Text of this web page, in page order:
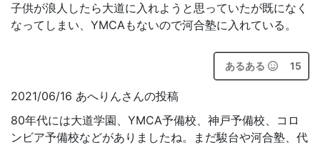
子供が浪人したら大道に入れようと思っていたが既になく
なってしまい、YMCAもないので河合塾に入れている。
あるある 15
2021/06/16 あへりんさんの投稿
80年代には大道学園、YMCA予備校、神戸予備校、コロ
ンビア予備校などがありましたね。まだ駿台や河合塾、代